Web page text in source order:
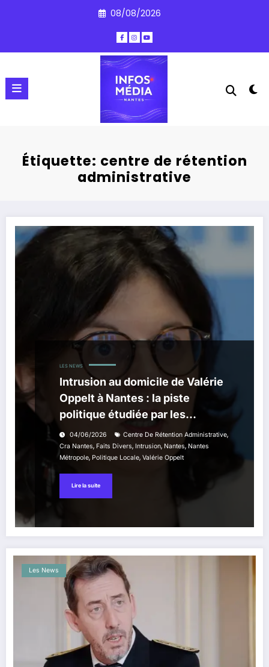
08/08/2026
Étiquette: centre de rétention
administrative
LES NEWS
Intrusion au domicile de Valérie
Oppelt à Nantes : la piste
politique étudiée par les
enquêteurs
04/06/2026 Centre De Rétention Administrative,
Cra Nantes, Faits Divers, Intrusion, Nantes, Nantes
Métropole, Politique Locale, Valérie Oppelt
Lire la suite
Les News